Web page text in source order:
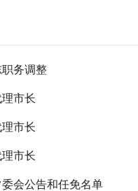
务调整
市长
市长
市长
会公告和任免名单